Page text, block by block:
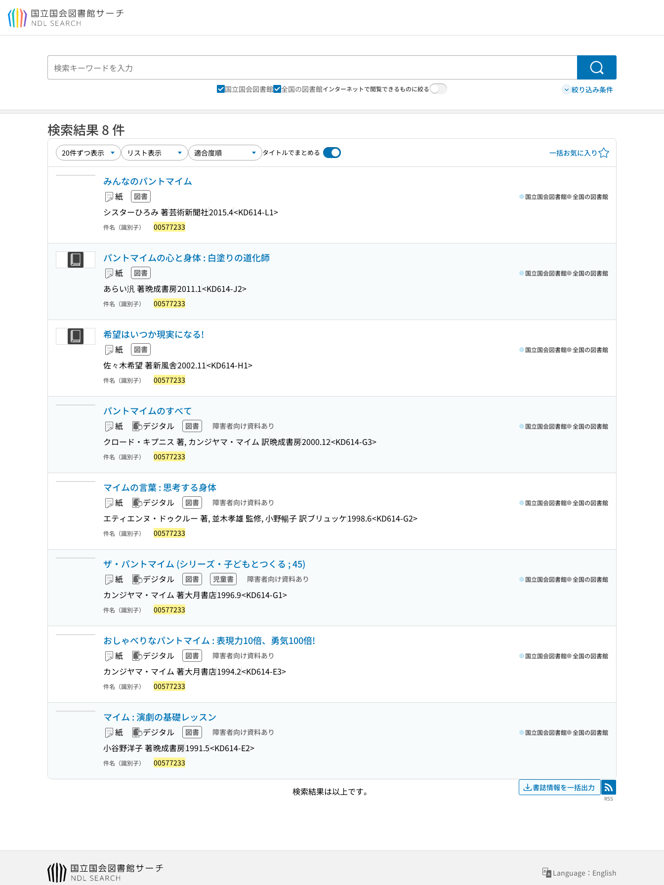
本文へ移動
検索
国立国会図書館 全国の図書館インターネットで閲覧できるものに絞る 絞り込み条件
検索結果 8 件
タイトルでまとめる 一括お気に入り
みんなのパントマイム
紙 図書
シスターひろみ 著芸術新聞社2015.4<KD614-L1>
国立国会図書館 全国の図書館
件名（識別子） 00577233
パントマイムの心と身体 : 白塗りの道化師
紙 図書
あらい汎 著晩成書房2011.1<KD614-J2>
国立国会図書館 全国の図書館
件名（識別子） 00577233
希望はいつか現実になる!
紙 図書
佐々木希望 著新風舎2002.11<KD614-H1>
国立国会図書館 全国の図書館
件名（識別子） 00577233
パントマイムのすべて
紙 デジタル 図書 障害者向け資料あり
クロード・キプニス 著, カンジヤマ・マイム 訳晩成書房2000.12<KD614-G3>
国立国会図書館 全国の図書館
件名（識別子） 00577233
マイムの言葉 : 思考する身体
紙 デジタル 図書 障害者向け資料あり
エティエンヌ・ドゥクルー 著, 並木孝雄 監修, 小野暢子 訳ブリュッケ1998.6<KD614-G2>
国立国会図書館 全国の図書館
件名（識別子） 00577233
ザ・パントマイム (シリーズ・子どもとつくる ; 45)
紙 デジタル 図書 児童書 障害者向け資料あり
カンジヤマ・マイム 著大月書店1996.9<KD614-G1>
国立国会図書館 全国の図書館
件名（識別子） 00577233
おしゃべりなパントマイム : 表現力10倍、勇気100倍!
紙 デジタル 図書 障害者向け資料あり
カンジヤマ・マイム 著大月書店1994.2<KD614-E3>
国立国会図書館 全国の図書館
件名（識別子） 00577233
マイム : 演劇の基礎レッスン
紙 デジタル 図書 障害者向け資料あり
小谷野洋子 著晩成書房1991.5<KD614-E2>
国立国会図書館 全国の図書館
件名（識別子） 00577233
検索結果は以上です。 書誌情報を一括出力 RSS
RSS
Language：English